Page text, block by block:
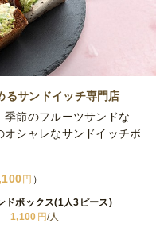
るサンドイッチ専門店
季節のフルーツサンドな
シャレなサンドイッチボ
円
ドボックス(1人3ピース)
1,100 円/人